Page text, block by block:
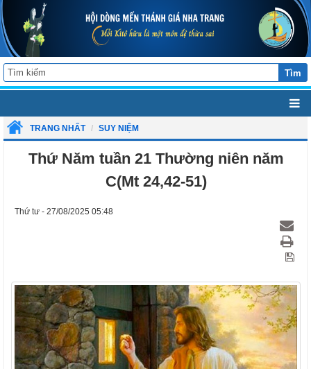
Tìm
TRANG NHẤT SUY NIỆM
Thứ Năm tuần 21 Thường niên năm
C(Mt 24,42-51)
Thứ tư - 27/08/2025 05:48